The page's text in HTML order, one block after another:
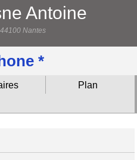
Antoine
Nantes
*
Plan